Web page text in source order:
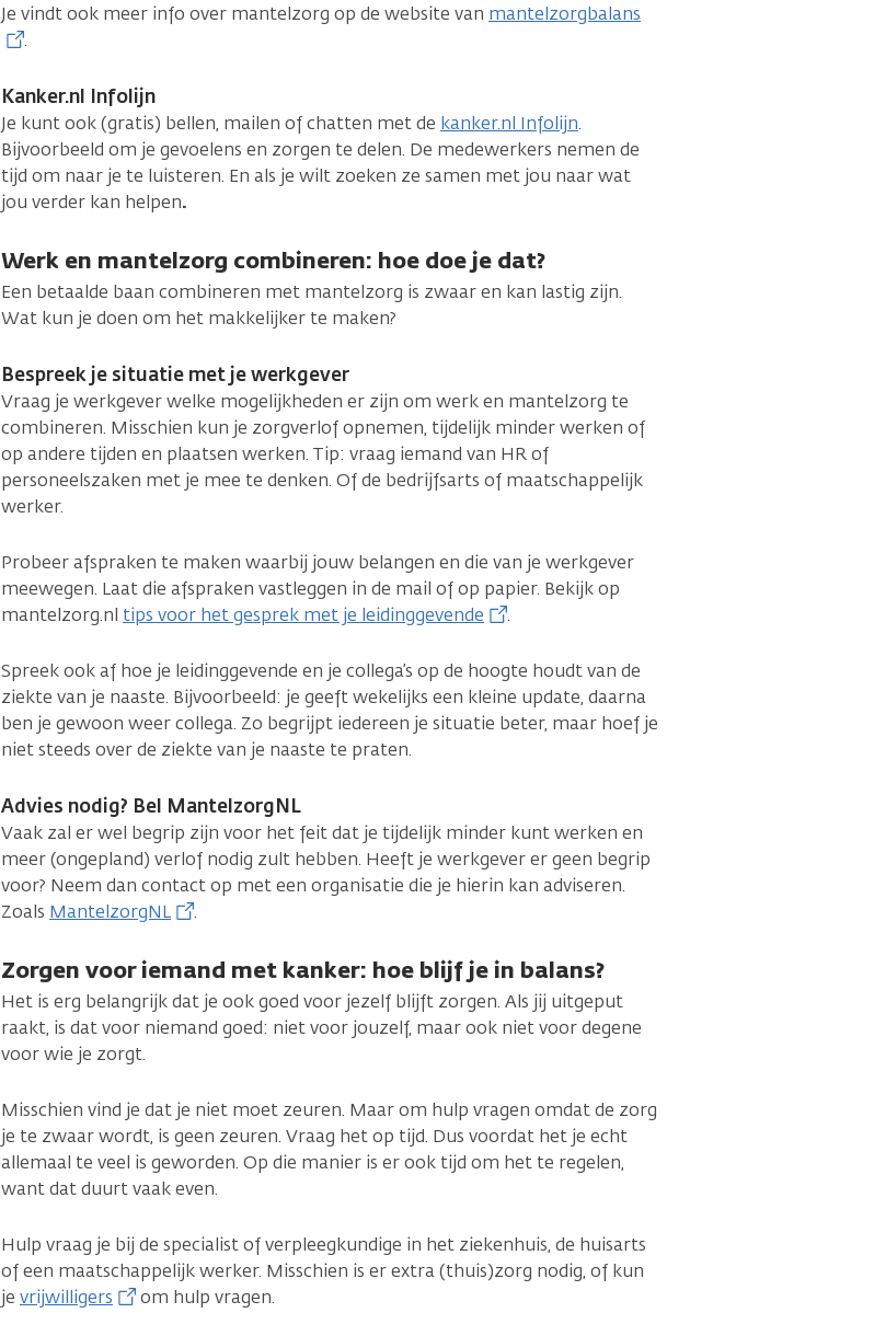
Je vindt ook meer info over mantelzorg op de website van mantelzorgbalans
.
Kanker.nl Infolijn
Je kunt ook (gratis) bellen, mailen of chatten met de kanker.nl Infolijn.
Bijvoorbeeld om je gevoelens en zorgen te delen. De medewerkers nemen de
tijd om naar je te luisteren. En als je wilt zoeken ze samen met jou naar wat
jou verder kan helpen.
Werk en mantelzorg combineren: hoe doe je dat?
Een betaalde baan combineren met mantelzorg is zwaar en kan lastig zijn.
Wat kun je doen om het makkelijker te maken?
Bespreek je situatie met je werkgever
Vraag je werkgever welke mogelijkheden er zijn om werk en mantelzorg te
combineren. Misschien kun je zorgverlof opnemen, tijdelijk minder werken of
op andere tijden en plaatsen werken. Tip: vraag iemand van HR of
personeelszaken met je mee te denken. Of de bedrijfsarts of maatschappelijk
werker.
Probeer afspraken te maken waarbij jouw belangen en die van je werkgever
meewegen. Laat die afspraken vastleggen in de mail of op papier. Bekijk op
mantelzorg.nl tips voor het gesprek met je leidinggevende .
Spreek ook af hoe je leidinggevende en je collega’s op de hoogte houdt van de
ziekte van je naaste. Bijvoorbeeld: je geeft wekelijks een kleine update, daarna
ben je gewoon weer collega. Zo begrijpt iedereen je situatie beter, maar hoef je
niet steeds over de ziekte van je naaste te praten.
Advies nodig? Bel MantelzorgNL
Vaak zal er wel begrip zijn voor het feit dat je tijdelijk minder kunt werken en
meer (ongepland) verlof nodig zult hebben. Heeft je werkgever er geen begrip
voor? Neem dan contact op met een organisatie die je hierin kan adviseren.
Zoals MantelzorgNL .
Zorgen voor iemand met kanker: hoe blijf je in balans?
Het is erg belangrijk dat je ook goed voor jezelf blijft zorgen. Als jij uitgeput
raakt, is dat voor niemand goed: niet voor jouzelf, maar ook niet voor degene
voor wie je zorgt.
Misschien vind je dat je niet moet zeuren. Maar om hulp vragen omdat de zorg
je te zwaar wordt, is geen zeuren. Vraag het op tijd. Dus voordat het je echt
allemaal te veel is geworden. Op die manier is er ook tijd om het te regelen,
want dat duurt vaak even.
Hulp vraag je bij de specialist of verpleegkundige in het ziekenhuis, de huisarts
of een maatschappelijk werker. Misschien is er extra (thuis)zorg nodig, of kun
je vrijwilligers om hulp vragen.